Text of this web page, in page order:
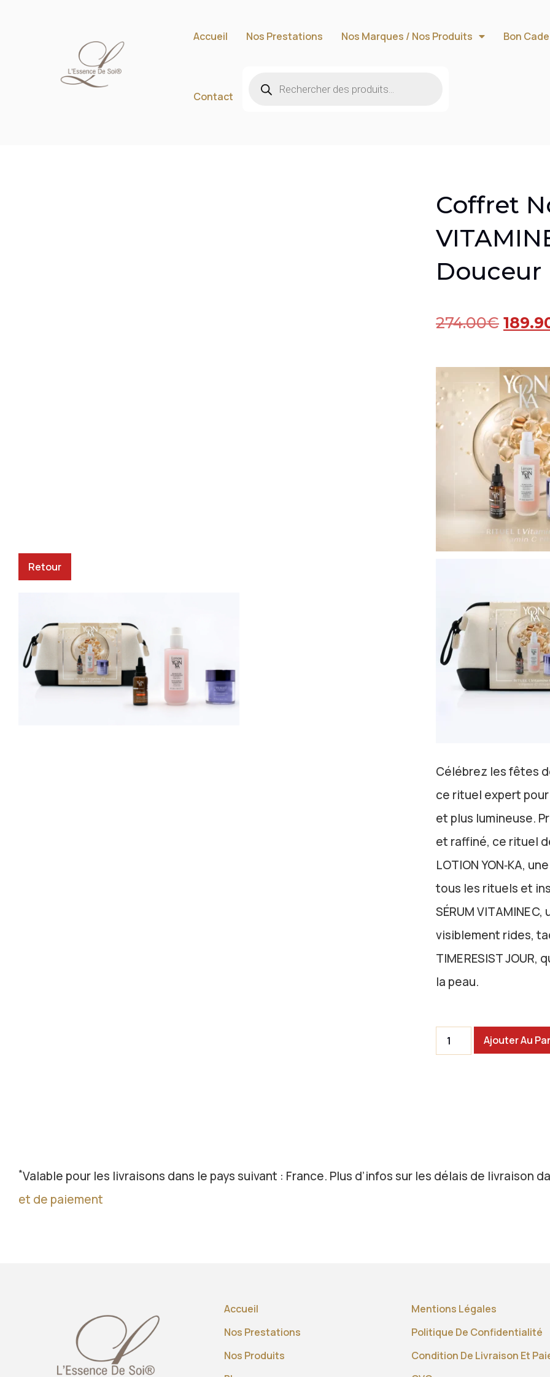
Accueil Nos Prestations Nos Marques / Nos Produits Bon
Contact
Retour
Coffret
Douceur
274.00€
Célébrez les fêtes
ce rituel expert pour
et plus lumineuse.
et raffiné, ce rituel
LOTION YON‑KA,
tous les rituels et
SÉRUM VITAMINE
visiblement rides,
TIME RESIST
la peau.
Ajouter Au
*Valable pour les livraisons dans le pays suivant : France. Plus d’infos sur les délais de livraison
et de paiement
Accueil
Nos Prestations
Nos Produits
Mentions Légales
Politique De Confidentialité
Condition De Livraison Et